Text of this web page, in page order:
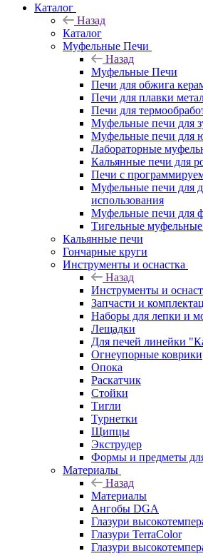
Каталог
Назад
Каталог
Муфельные Печи
Назад
Муфельные Печи
Печи для обжига
Печи для плавки
Печи для
Муфельные печи для
Муфельные печи для
Лабораторные
Кальянные печи для
Печи с
Муфельные печи для
использования
Муфельные печи для
Тигельные
Кальянные печи
Гончарные круги
Инструменты и оснастка
Назад
Инструменты и
Запчасти и
Наборы для лепки и
Лещадки
Для печей линейки
Огнеупорные коврики
Опока
Раскатчик
Стойки
Тигли
Турнетки
Щипцы
Экструдер
Формы и предметы
Материалы
Назад
Материалы
Ангобы DGA
Глазури
Глазури TerraColor
Глазури